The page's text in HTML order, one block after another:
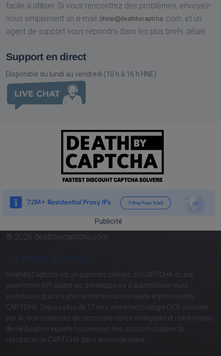
facile à utiliser. Si vous rencontrez des problèmes, envoyez-
nous simplement un e-mail à
com, et un
agent de support vous répondra dans les plus brefs délais.
Support en direct
Disponible du lundi au vendredi (10 h à 16 h HNE)
Publicité
© 2026 deathbycaptcha.com
DeathByCaptcha est un puissant solveur de CAPTCHA et une
plateforme API aidant les développeurs à automatiser leurs
workflows grâce à une reconnaissance rapide et précise des
CAPTCHA. Depuis plus de 17 ans, notre technologie OCR assistée
par IA, nos systèmes de reconnaissance intelligents et notre réseau
de vérification experte fournissent des solutions fiables de
résolution de CAPTCHA dans le monde entier.